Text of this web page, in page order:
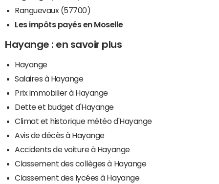
Ranguevaux (57700)
Les impôts payés en Moselle
Hayange : en savoir plus
Hayange
Salaires à Hayange
Prix immobilier à Hayange
Dette et budget d'Hayange
Climat et historique météo d'Hayange
Avis de décès à Hayange
Accidents de voiture à Hayange
Classement des collèges à Hayange
Classement des lycées à Hayange